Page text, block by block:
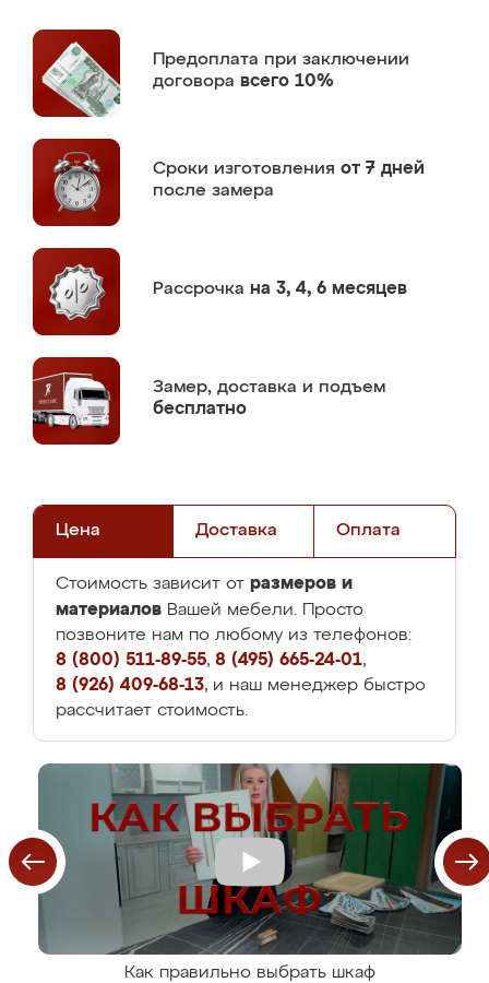
Предоплата при заключении
договора всего 10%
Сроки изготовления от 7 дней
после замера
Рассрочка на 3, 4, 6 месяцев
Замер, доставка и подъем
бесплатно
Цена Доставка Оплата
Стоимость зависит от размеров и
материалов Вашей мебели. Просто
позвоните нам по любому из телефонов:
8 (800) 511-89-55, 8 (495) 665-24-01,
8 (926) 409-68-13, и наш менеджер быстро
рассчитает стоимость.
Как правильно выбрать шкаф